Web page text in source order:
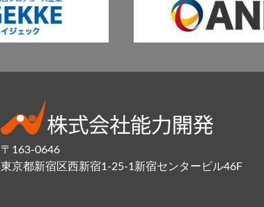
〒163-0646
東京都新宿区西新宿1-25-1新宿センタービル46F